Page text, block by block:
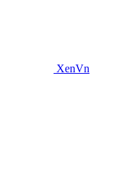
XenVn